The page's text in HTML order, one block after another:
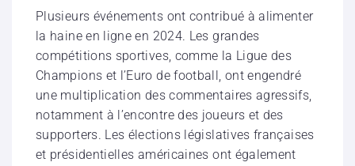
Plusieurs événements ont contribué à alimenter
la haine en ligne en 2024. Les grandes
compétitions sportives, comme la Ligue des
Champions et l’Euro de football, ont engendré
une multiplication des commentaires agressifs,
notamment à l’encontre des joueurs et des
supporters. Les élections législatives françaises
et présidentielles américaines ont également